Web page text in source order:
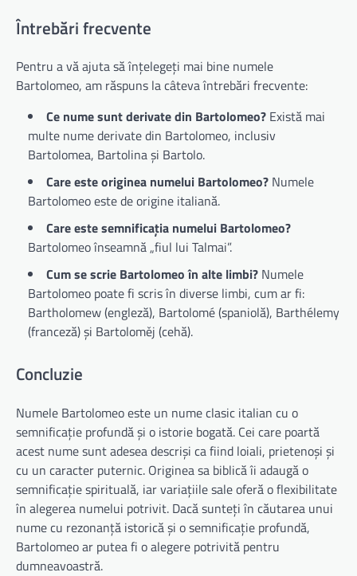
Întrebări frecvente
Pentru a vă ajuta să înțelegeți mai bine numele
Bartolomeo, am răspuns la câteva întrebări frecvente:
Ce nume sunt derivate din Bartolomeo? Există mai
multe nume derivate din Bartolomeo, inclusiv
Bartolomea, Bartolina și Bartolo.
Care este originea numelui Bartolomeo? Numele
Bartolomeo este de origine italiană.
Care este semnificația numelui Bartolomeo?
Bartolomeo înseamnă „fiul lui Talmai”.
Cum se scrie Bartolomeo în alte limbi? Numele
Bartolomeo poate fi scris în diverse limbi, cum ar fi:
Bartholomew (engleză), Bartolomé (spaniolă), Barthélemy
(franceză) și Bartoloměj (cehă).
Concluzie
Numele Bartolomeo este un nume clasic italian cu o
semnificație profundă și o istorie bogată. Cei care poartă
acest nume sunt adesea descriși ca fiind loiali, prietenoși și
cu un caracter puternic. Originea sa biblică îi adaugă o
semnificație spirituală, iar variațiile sale oferă o flexibilitate
în alegerea numelui potrivit. Dacă sunteți în căutarea unui
nume cu rezonanță istorică și o semnificație profundă,
Bartolomeo ar putea fi o alegere potrivită pentru
dumneavoastră.